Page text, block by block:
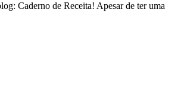
Caderno de Receita! Apesar de ter uma